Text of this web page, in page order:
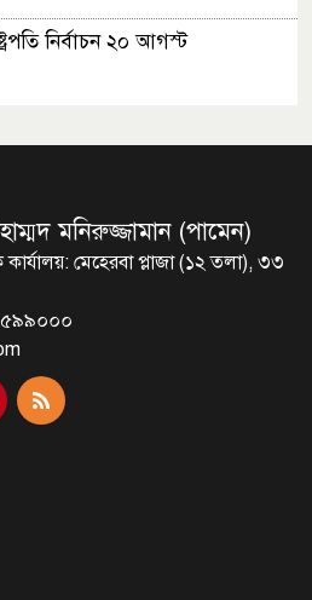
নির্বাচন ২০ আগস্ট
জুলাই ও ভবিষ্যতের
বইপড়া কর্মসূচীর
মনিরুজ্জামান (পামেন)
কার্যালয়: মেহেরবা প্লাজা (১২ তলা), ৩৩